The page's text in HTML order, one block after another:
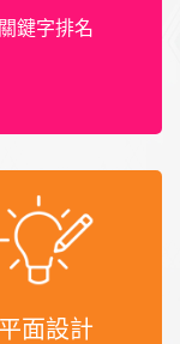
關鍵字排名
平面設計